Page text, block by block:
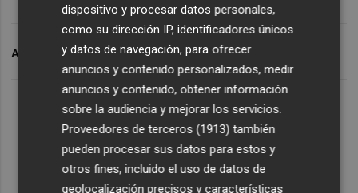
ARCHIVADO EN PER IBEX 35
dispositivo y procesar datos personales,
como su dirección IP, identificadores únicos
y datos de navegación, para ofrecer
anuncios y contenido personalizados, medir
anuncios y contenido, obtener información
sobre la audiencia y mejorar los servicios.
Proveedores de terceros (1913) también
pueden procesar sus datos para estos y
otros fines, incluido el uso de datos de
geolocalización precisos y características